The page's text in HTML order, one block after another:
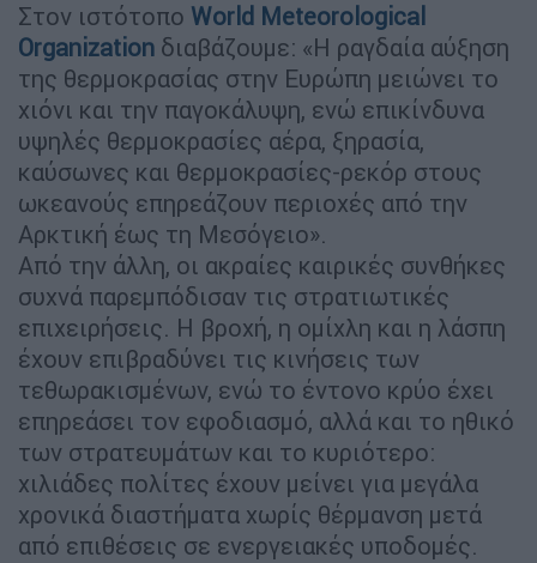
Στον ιστότοπο World Meteorological
Organization διαβάζουμε: «Η ραγδαία αύξηση
της θερμοκρασίας στην Ευρώπη μειώνει το
χιόνι και την παγοκάλυψη, ενώ επικίνδυνα
υψηλές θερμοκρασίες αέρα, ξηρασία,
καύσωνες και θερμοκρασίες-ρεκόρ στους
ωκεανούς επηρεάζουν περιοχές από την
Αρκτική έως τη Μεσόγειο».
Από την άλλη, οι ακραίες καιρικές συνθήκες
συχνά παρεμπόδισαν τις στρατιωτικές
επιχειρήσεις. Η βροχή, η ομίχλη και η λάσπη
έχουν επιβραδύνει τις κινήσεις των
τεθωρακισμένων, ενώ το έντονο κρύο έχει
επηρεάσει τον εφοδιασμό, αλλά και το ηθικό
των στρατευμάτων και το κυριότερο:
χιλιάδες πολίτες έχουν μείνει για μεγάλα
χρονικά διαστήματα χωρίς θέρμανση μετά
από επιθέσεις σε ενεργειακές υποδομές.